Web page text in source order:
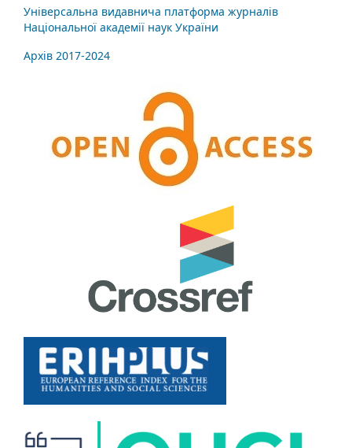
Універсальна видавнича платформа журналів
Національної академії наук України
Архів 2017-2024